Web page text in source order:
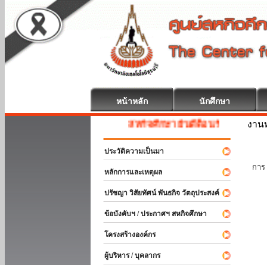
หน้าหลัก นักศึกษา
สหกิจศึกษา ยินดีต้อนรับ
ประวัติความเป็นมา
หลักการและเหตุผล
ปรัชญา วิสัยทัศน์ พันธกิจ วัตถุประสงค์
ข้อบังคับฯ / ประกาศฯ สหกิจศึกษา
โครงสร้างองค์กร
ผู้บริหาร / บุคลากร
งา
กา